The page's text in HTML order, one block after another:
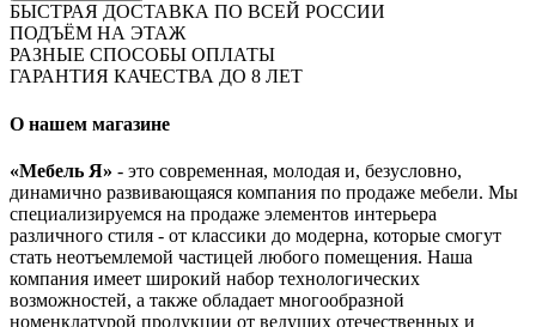
БЫСТРАЯ ДОСТАВКА ПО ВСЕЙ РОССИИ
ПОДЪЁМ НА ЭТАЖ
РАЗНЫЕ СПОСОБЫ ОПЛАТЫ
ГАРАНТИЯ КАЧЕСТВА ДО 8 ЛЕТ
О нашем магазине
«Мебель Я» - это современная, молодая и, безусловно,
динамично развивающаяся компания по продаже мебели. Мы
специализируемся на продаже элементов интерьера
различного стиля - от классики до модерна, которые смогут
стать неотъемлемой частицей любого помещения. Наша
компания имеет широкий набор технологических
возможностей, а также обладает многообразной
номенклатурой продукции от ведущих отечественных и